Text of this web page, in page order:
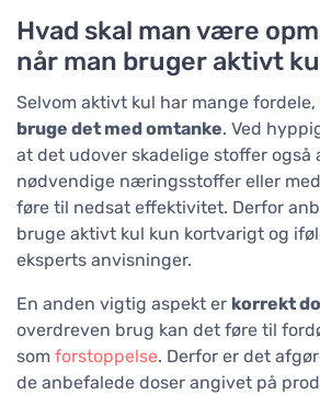
Hvad skal man være
når man bruger aktivt
Selvom aktivt kul har mange
bruge det med omtanke. Ved
at det udover skadelige stoffer også
nødvendige næringsstoffer eller
føre til nedsat effektivitet. Derfor
bruge aktivt kul kun kortvarigt og
eksperts anvisninger.
En anden vigtig aspekt er korrekt
overdreven brug kan det føre til
som forstoppelse. Derfor er det
de anbefalede doser angivet på